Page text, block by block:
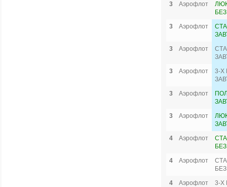
3
Аэрофлот
3
Аэрофлот
3
Аэрофлот
3
Аэрофлот
3-Х
3
Аэрофлот
3
Аэрофлот
4
Аэрофлот
4
Аэрофлот
4
Аэрофлот
3-Х